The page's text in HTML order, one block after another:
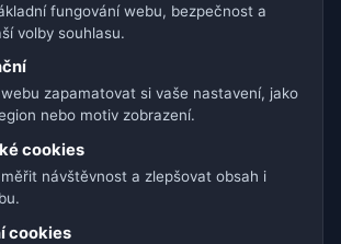
🇭🇷 Chorvatsko 🇧🇬 Bulharsko
/ Rakousko / Švýcarsko
Latinská Amerika a Španělsko
Asie
Minizoo.cz z.s. | IČO: 21135550 |
fungování webu, bezpečnost a
volby souhlasu.
zapamatovat si vaše nastavení, jako
nebo motiv zobrazení.
cookies
návštěvnost a zlepšovat obsah i
cookies